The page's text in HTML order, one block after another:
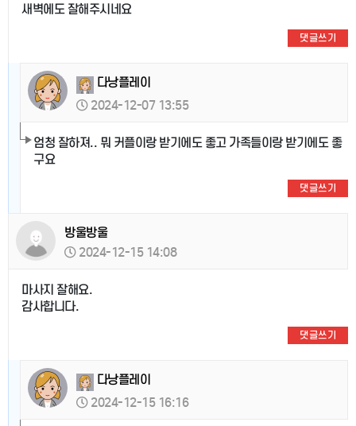
새벽에도 잘해주시네요
댓글쓰기
다낭플레이
2024-12-07 13:55
엄청 잘하져.. 뭐 커플이랑 받기에도 좋고 가족들이랑 받기에도 좋
구요
댓글쓰기
방울방울
2024-12-15 14:08
마사지 잘해요.
감사합니다.
댓글쓰기
다낭플레이
2024-12-15 16:16